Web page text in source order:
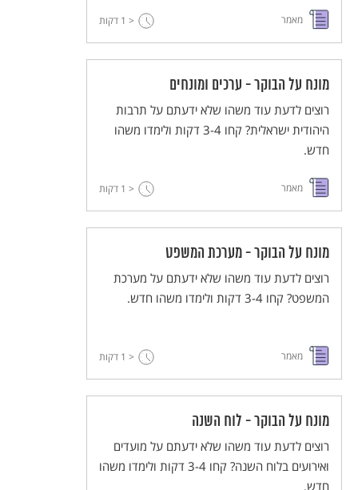
מאמר < 1 דקות
מונח על הבוקר - ערכים ומונחים
רוצים לדעת עוד משהו שלא ידעתם על תרבות
היהודית ישראלית? קחו 3-4 דקות ולימדו משהו
חדש.
מאמר < 1 דקות
מונח על הבוקר - מערכת המשפט
רוצים לדעת עוד משהו שלא ידעתם על מערכת
המשפט? קחו 3-4 דקות ולימדו משהו חדש.
מאמר < 1 דקות
מונח על הבוקר - לוח השנה
רוצים לדעת עוד משהו שלא ידעתם על מועדים
ואירועים בלוח השנה? קחו 3-4 דקות ולימדו משהו
חדש.